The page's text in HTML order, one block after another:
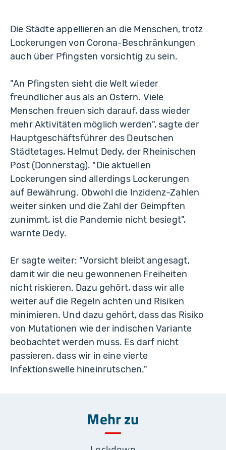
Die Städte appellieren an die Menschen, trotz
Lockerungen von Corona-Beschränkungen
auch über Pfingsten vorsichtig zu sein.
"An Pfingsten sieht die Welt wieder
freundlicher aus als an Ostern. Viele
Menschen freuen sich darauf, dass wieder
mehr Aktivitäten möglich werden", sagte der
Hauptgeschäftsführer des Deutschen
Städtetages, Helmut Dedy, der Rheinischen
Post (Donnerstag). "Die aktuellen
Lockerungen sind allerdings Lockerungen
auf Bewährung. Obwohl die Inzidenz-Zahlen
weiter sinken und die Zahl der Geimpften
zunimmt, ist die Pandemie nicht besiegt",
warnte Dedy.
Er sagte weiter: "Vorsicht bleibt angesagt,
damit wir die neu gewonnenen Freiheiten
nicht riskieren. Dazu gehört, dass wir alle
weiter auf die Regeln achten und Risiken
minimieren. Und dazu gehört, dass das Risiko
von Mutationen wie der indischen Variante
beobachtet werden muss. Es darf nicht
passieren, dass wir in eine vierte
Infektionswelle hineinrutschen."
Mehr zu